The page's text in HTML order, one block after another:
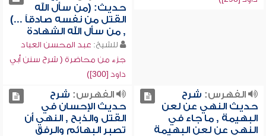
حديث: (من سأل الله
القتل من نفسه صادقاً ...)
, من سأل الله الشهادة
للشيخ: عبد المحسن العباد
جزء من محاضرة ( شرح سنن أبي
داود [300])
الفهرس: شرح
حديث النهي عن لعن
البهيمة , ما جاء في
النهي عن لعن البهيمة
الفهرس: شرح
حديث الإحسان في
القتل والذبح , النهي أن
تصبر البهائم والرفق